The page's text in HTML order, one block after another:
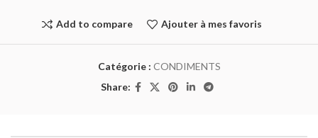
Add to compare Ajouter à mes favoris
Catégorie : CONDIMENTS
Share: